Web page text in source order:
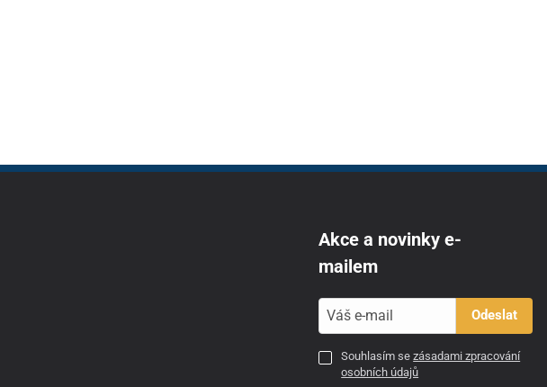
Akce a novinky e-
mailem
Odeslat
Souhlasím sezásadami zpracování
osobních údajů